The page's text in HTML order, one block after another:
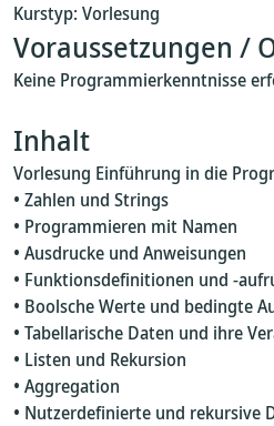
Kurstyp: Vorlesung
Voraussetzungen /
Keine Programmierkenntnisse
Inhalt
Vorlesung Einführung in die
• Zahlen und Strings
• Programmieren mit Namen
• Ausdrucke und Anweisungen
• Funktionsdefinitionen und -
• Boolsche Werte und bedingte
• Tabellarische Daten und ihre
• Listen und Rekursion
• Aggregation
• Nutzerdefinierte und rekursive